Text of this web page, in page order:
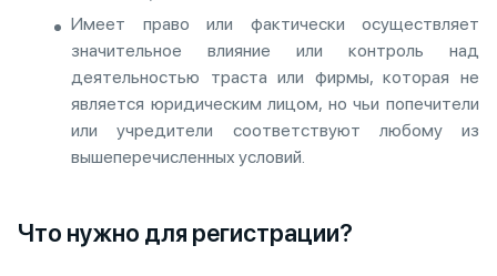
Имеет право или фактически осуществляет
значительное влияние или контроль над
деятельностью траста или фирмы, которая не
является юридическим лицом, но чьи попечители
или учредители соответствуют любому из
вышеперечисленных условий.
Что нужно для регистрации?